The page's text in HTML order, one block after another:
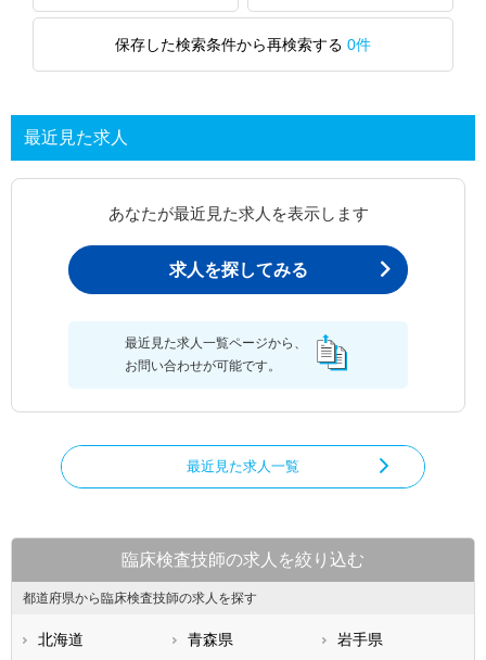
保存した検索条件から再検索する 0件
最近見た求人
あなたが最近見た求人を表示します
求人を探してみる
最近見た求人一覧ページから、
お問い合わせが可能です。
最近見た求人一覧
臨床検査技師の求人を絞り込む
都道府県から臨床検査技師の求人を探す
北海道 青森県 岩手県